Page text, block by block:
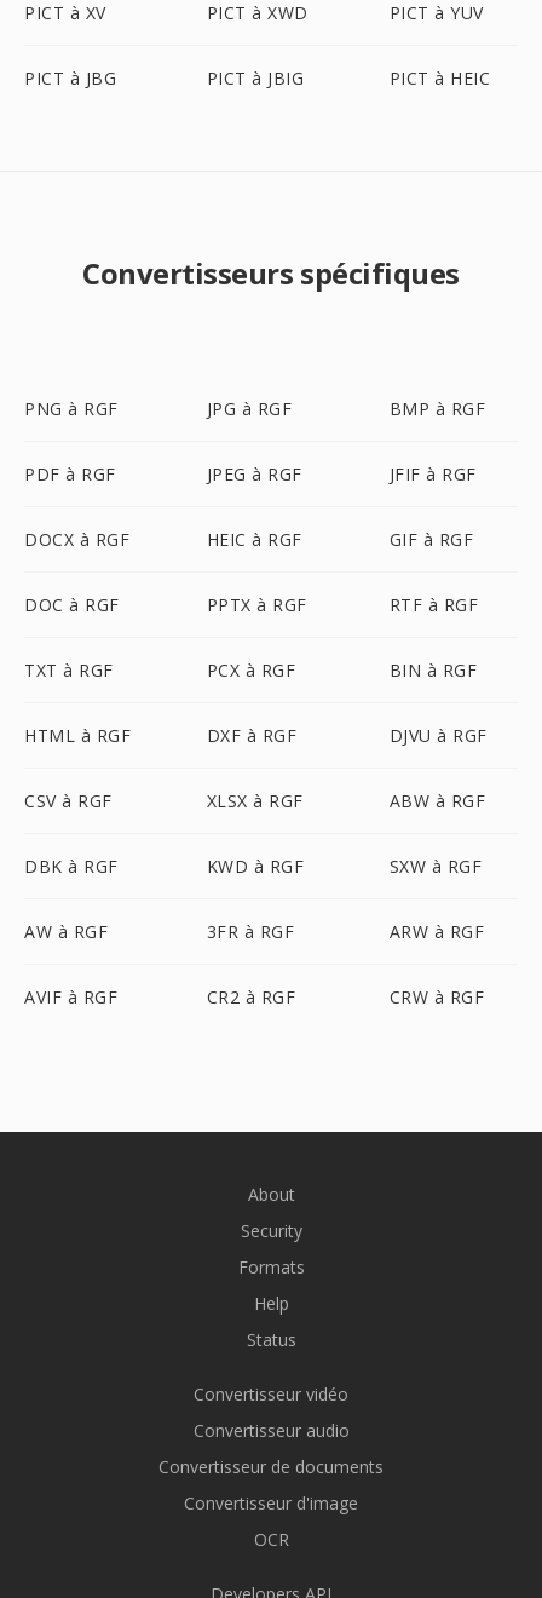
PICT à XV PICT à XWD PICT à YUV
PICT à JBG PICT à JBIG PICT à HEIC
Convertisseurs spécifiques
PNG à RGF JPG à RGF BMP à RGF
PDF à RGF JPEG à RGF JFIF à RGF
DOCX à RGF HEIC à RGF GIF à RGF
DOC à RGF PPTX à RGF RTF à RGF
TXT à RGF PCX à RGF BIN à RGF
HTML à RGF DXF à RGF DJVU à RGF
CSV à RGF XLSX à RGF ABW à RGF
DBK à RGF KWD à RGF SXW à RGF
AW à RGF 3FR à RGF ARW à RGF
AVIF à RGF CR2 à RGF CRW à RGF
About
Security
Formats
Help
Status
Convertisseur vidéo
Convertisseur audio
Convertisseur de documents
Convertisseur d'image
OCR